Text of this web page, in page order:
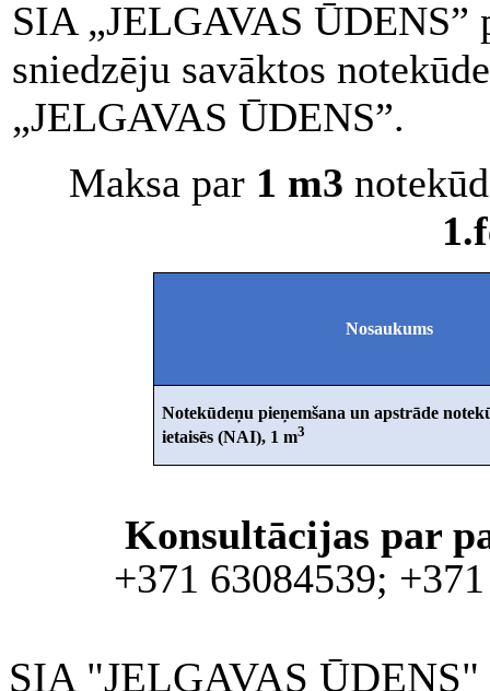
SIA „JELGAVAS ŪDENS”
sniedzēju savāktos
„JELGAVAS ŪDENS”.
Maksa par 1 m3
Nosaukums
Notekūdeņu pieņemšana un apstrāde
ietaisēs (NAI), 1 m3
Konsultācijas par
+371 63084539;
SIA "JELGAVAS ŪDENS"